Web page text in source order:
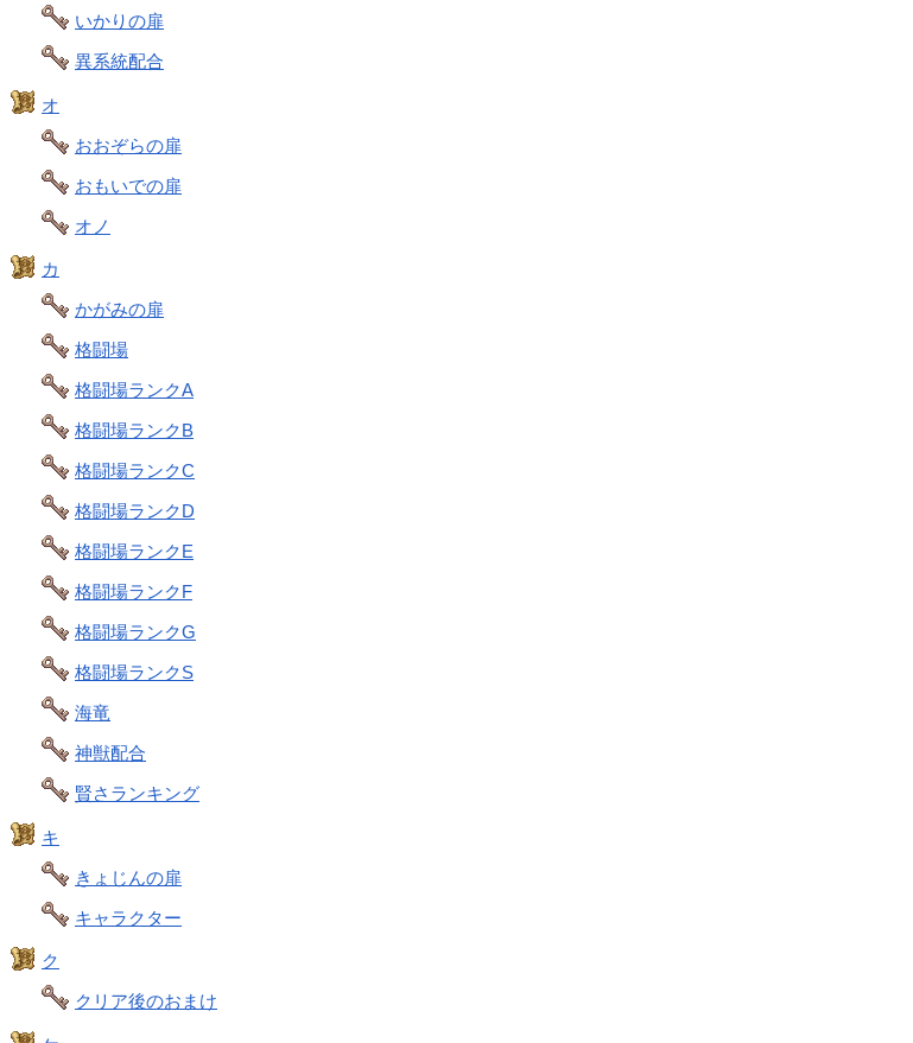
いかりの扉
異系統配合
オ
おおぞらの扉
おもいでの扉
オノ
カ
かがみの扉
格闘場
格闘場ランクA
格闘場ランクB
格闘場ランクC
格闘場ランクD
格闘場ランクE
格闘場ランクF
格闘場ランクG
格闘場ランクS
海竜
神獣配合
賢さランキング
キ
きょじんの扉
キャラクター
ク
クリア後のおまけ